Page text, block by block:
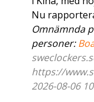
Nu
Omnämnda
personer:
https://
2026-08-06